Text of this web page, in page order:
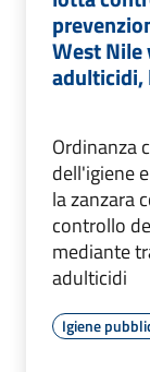
West
adulticidi,
Ordinanza
dell'igiene
la zanzara
controllo
mediante
adulticidi
Igiene